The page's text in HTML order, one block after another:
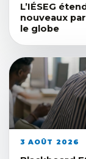
L’IÉSEG
nouveaux
le globe
3 AOÛT 2026